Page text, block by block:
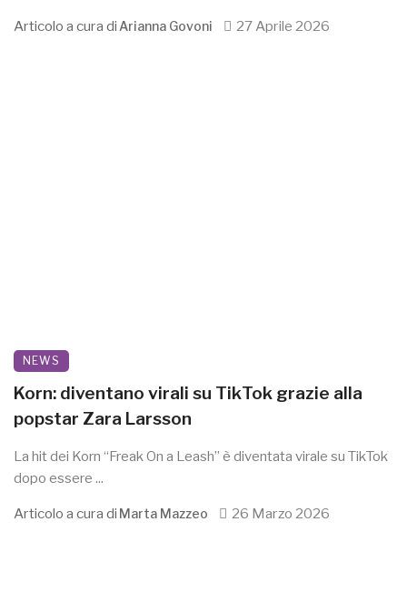
Articolo a cura di Arianna Govoni 27 Aprile 2026
NEWS
Korn: diventano virali su TikTok grazie alla
popstar Zara Larsson
La hit dei Korn “Freak On a Leash” è diventata virale su TikTok
dopo essere ...
Articolo a cura di Marta Mazzeo 26 Marzo 2026